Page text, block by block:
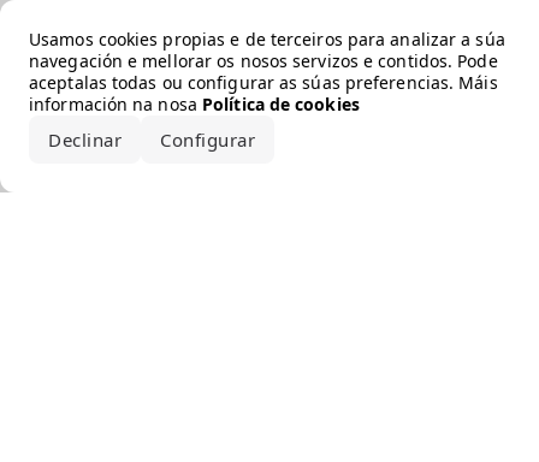
Usamos cookies propias e de terceiros para analizar a súa
navegación e mellorar os nosos servizos e contidos. Pode
aceptalas todas ou configurar as súas preferencias. Máis
información na nosa Política de cookies
Declinar Configurar
Error loading the brand